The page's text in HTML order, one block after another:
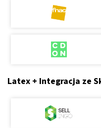
Latex + Integracja ze